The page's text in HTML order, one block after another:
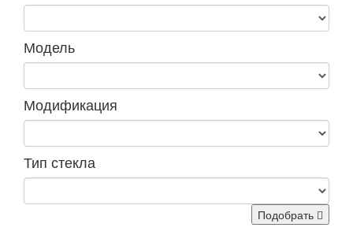
Модель
Модификация
Тип стекла
Подобрать